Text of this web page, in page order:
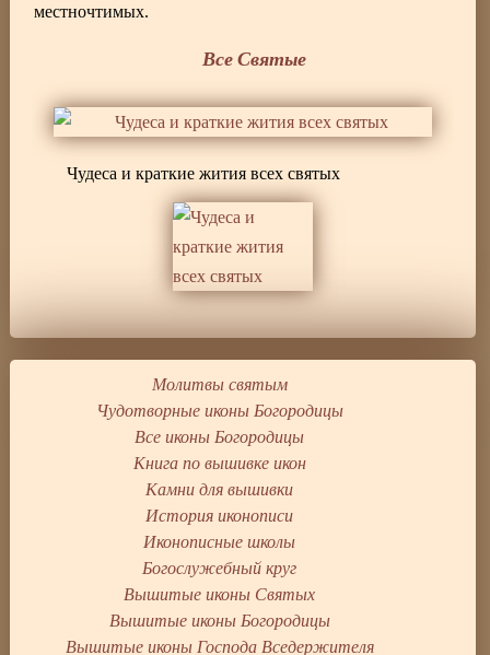
местночтимых.
Все Святые
Чудеса и краткие жития всех святых
Молитвы святым
Чудотворные иконы Богородицы
Все иконы Богородицы
Книга по вышивке икон
Камни для вышивки
История иконописи
Иконописные школы
Богослужебный круг
Вышитые иконы Святых
Вышитые иконы Богородицы
Вышитые иконы Господа Вседержителя